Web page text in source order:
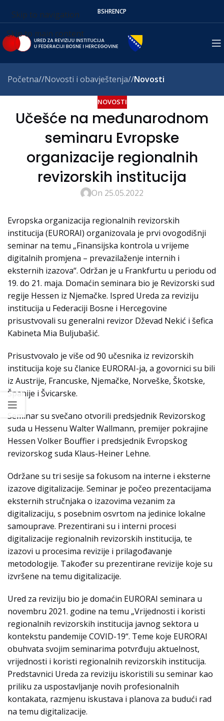
Skip to navigation
Skip to main content
BSHRENСР
Početna/ Novosti i obavještenja/ Novosti
NOVOSTI
Učešće na međunarodnom
seminaru Evropske
organizacije regionalnih
revizorskih institucija
On 25.05.2022
Evropska organizacija regionalnih revizorskih
institucija (EURORAI) organizovala je prvi ovogodišnji
seminar na temu „Finansijska kontrola u vrijeme
digitalnih promjena – prevazilaženje internih i
eksternih izazova“. Održan je u Frankfurtu u periodu od
19. do 21. maja. Domaćin seminara bio je Revizorski sud
regije Hessen iz Njemačke. Ispred Ureda za reviziju
institucija u Federaciji Bosne i Hercegovine
prisustvovali su generalni revizor Dževad Nekić i šefica
Kabineta Mia Buljubašić.
Prisustvovalo je više od 90 učesnika iz revizorskih
institucija koje su članice EURORAI-ja, a govornici su bili
iz Austrije, Francuske, Njemačke, Norveške, Škotske,
Španije i Švicarske.
Seminar su svečano otvorili predsjednik Revizorskog
suda u Hessenu Walter Wallmann, premijer pokrajine
Hessen Volker Bouffier i predsjednik Evropskog
revizorskog suda Klaus-Heiner Lehne.
Održane su tri sesije sa fokusom na interne i eksterne
izazove digitalizacije. Seminar je počeo prezentacijama
eksternih stručnjaka o izazovima vezanim za
digitalizaciju, s posebnim osvrtom na jedinice lokalne
samouprave. Prezentirani su i interni procesi
digitalizacije regionalnih revizorskih institucija, te
izazovi u procesima revizije i prilagođavanje
metodologije. Također su prezentirane revizije koje su
izvršene na temu digitalizacije.
Ured za reviziju bio je domaćin EURORAI seminara u
novembru 2021. godine na temu „Vrijednosti i koristi
regionalnih revizorskih institucija javnog sektora u
kontekstu pandemije COVID-19“. Teme koje EURORAI
obuhvata svojim seminarima potvrđuju aktuelnost,
vrijednosti i koristi regionalnih revizorskih institucija.
Predstavnici Ureda za reviziju iskoristili su seminar kao
priliku za uspostavljanje novih profesionalnih
kontakata, razmjenu iskustava i planova za budući rad
na temu digitalizacije.